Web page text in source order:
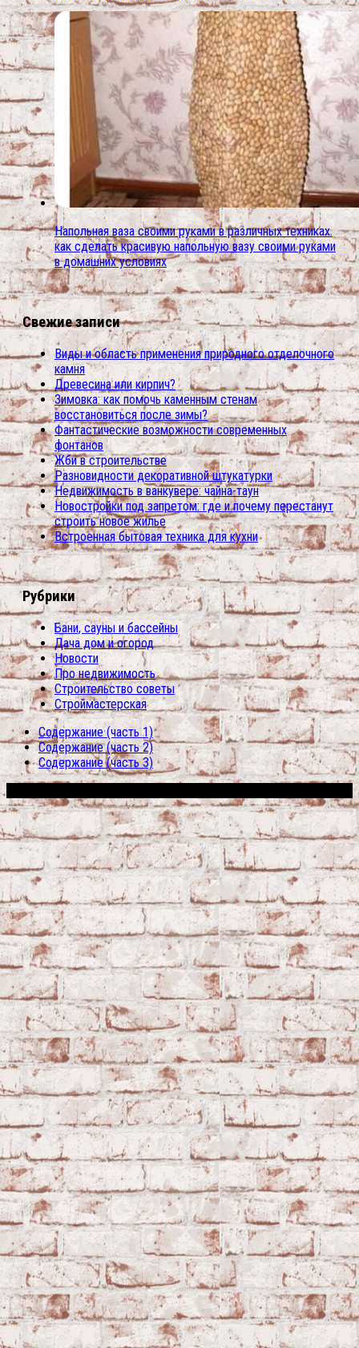
Напольная ваза своими руками в различных техниках.
как сделать красивую напольную вазу своими руками
в домашних условиях
Свежие записи
Виды и область применения природного отделочного
камня
Древесина или кирпич?
Зимовка: как помочь каменным стенам
восстановиться после зимы?
Фантастические возможности современных
фонтанов
Жби в строительстве
Разновидности декоративной штукатурки
Недвижимость в ванкувере: чайна-таун
Новостройки под запретом: где и почему перестанут
строить новое жилье
Встроенная бытовая техника для кухни
Рубрики
Бани, сауны и бассейны
Дача дом и огород
Новости
Про недвижимость
Строительство советы
Строймастерская
Содержание (часть 1)
Содержание (часть 2)
Содержание (часть 3)